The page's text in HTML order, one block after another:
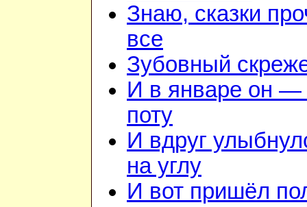
Знаю, сказки
все
Зубовный
И в январе он —
поту
И вдруг
на углу
И вот пришёл